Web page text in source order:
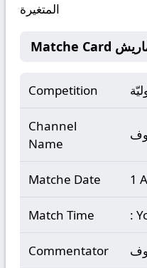
المتغيرة
Competition
Channel
Name
Matche Date 1
Match Time :
Commentator